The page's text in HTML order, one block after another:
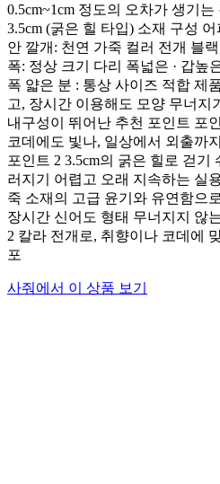
0.5cm~1cm 정도의 오차가 생기
3.5cm (굵은 힐 타입) 소재 구성
안 깔개: 천연 가죽 컬러 전개 블
폭: 정상 크기 다리 폭넓은 · 갑높
폭 얇은 분 : 통상 사이즈 적합 제
고, 장시간 이용해도 모양 무너지
내구성이 뛰어난 추천 포인트 포
코데에도 빛나, 일상에서 외출까
포인트 2 3.5cm의 굵은 힐로 걷기
러지기 어렵고 오래 지속하는 실
죽 소재의 고급 윤기와 유연함으
장시간 신어도 형태 무너지지 않
2 칼라 전개로, 취향이나 코데에
포
사줘에서 이 상품 보기